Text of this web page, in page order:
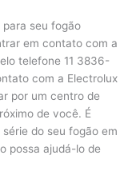
seu fogão
em contato com a
telefone 11 3836-
com a Electrolux
por um centro de
de você. É
do seu fogão em
possa ajudá-lo de